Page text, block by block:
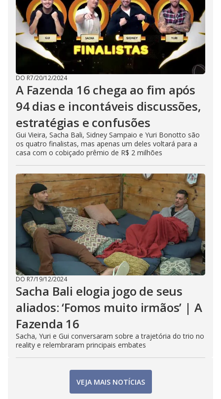
DO R7/20/12/2024
A Fazenda 16 chega ao fim após
94 dias e incontáveis discussões,
estratégias e confusões
Gui Vieira, Sacha Bali, Sidney Sampaio e Yuri Bonotto são
os quatro finalistas, mas apenas um deles voltará para a
casa com o cobiçado prêmio de R$ 2 milhões
DO R7/19/12/2024
Sacha Bali elogia jogo de seus
aliados: ‘Fomos muito irmãos’ | A
Fazenda 16
Sacha, Yuri e Gui conversaram sobre a trajetória do trio no
reality e relembraram principais embates
VEJA MAIS NOTÍCIAS